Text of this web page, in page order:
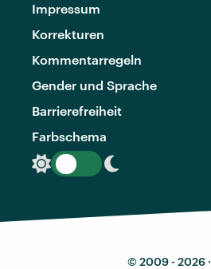
Impressum
Korrekturen
Kommentarregeln
Gender und Sprache
Barrierefreiheit
Farbschema
© 2009 - 2026 ·